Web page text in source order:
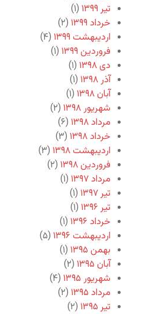
تیر ۱۳۹۹
(۱)
خرداد ۱۳۹۹
(۲)
اردیبهشت ۱۳۹۹
(۴)
فروردین ۱۳۹۹
(۱)
دی ۱۳۹۸
(۱)
آذر ۱۳۹۸
(۱)
آبان ۱۳۹۸
(۱)
شهریور ۱۳۹۸
(۲)
مرداد ۱۳۹۸
(۶)
خرداد ۱۳۹۸
(۳)
اردیبهشت ۱۳۹۸
(۳)
فروردین ۱۳۹۸
(۲)
مرداد ۱۳۹۷
(۱)
تیر ۱۳۹۷
(۱)
تیر ۱۳۹۶
(۱)
خرداد ۱۳۹۶
(۱)
اردیبهشت ۱۳۹۶
(۵)
بهمن ۱۳۹۵
(۱)
آبان ۱۳۹۵
(۲)
شهریور ۱۳۹۵
(۴)
مرداد ۱۳۹۵
(۲)
تیر ۱۳۹۵
(۲)